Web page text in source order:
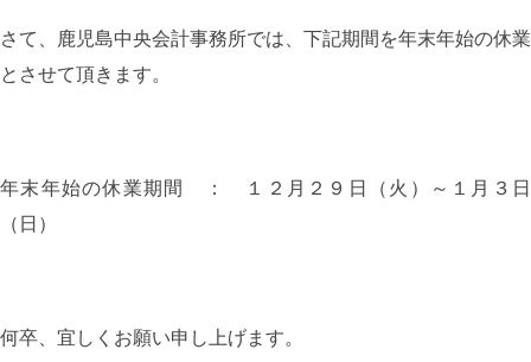
さて、鹿児島中央会計事務所では、下記期間を年末年始の休業
とさせて頂きます。
年末年始の休業期間 ： １２月２９日（火）～１月３日
（日）
何卒、宜しくお願い申し上げます。